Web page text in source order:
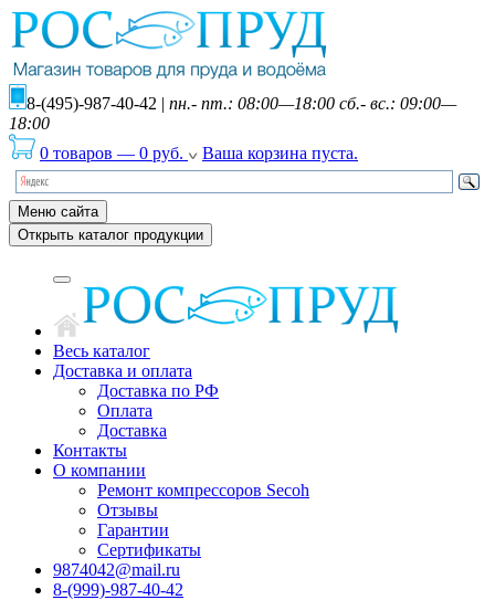
8-(495)-987-40-42 | пн.- пт.: 08:00—18:00 сб.- вс.: 09:00—
18:00
0 товаров — 0 руб. Ваша корзина пуста.
Меню сайта
Открыть каталог продукции
Весь каталог
Доставка и оплата
Доставка по РФ
Оплата
Доставка
Контакты
О компании
Ремонт компрессоров Secoh
Отзывы
Гарантии
Сертификаты
9874042@mail.ru
8-(999)-987-40-42